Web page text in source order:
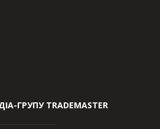
ГРУПУ TRADEMASTER